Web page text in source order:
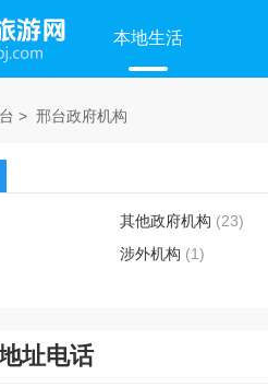
本地生活
> 邢台政府机构
其他政府机构 (23)
涉外机构 (1)
址电话